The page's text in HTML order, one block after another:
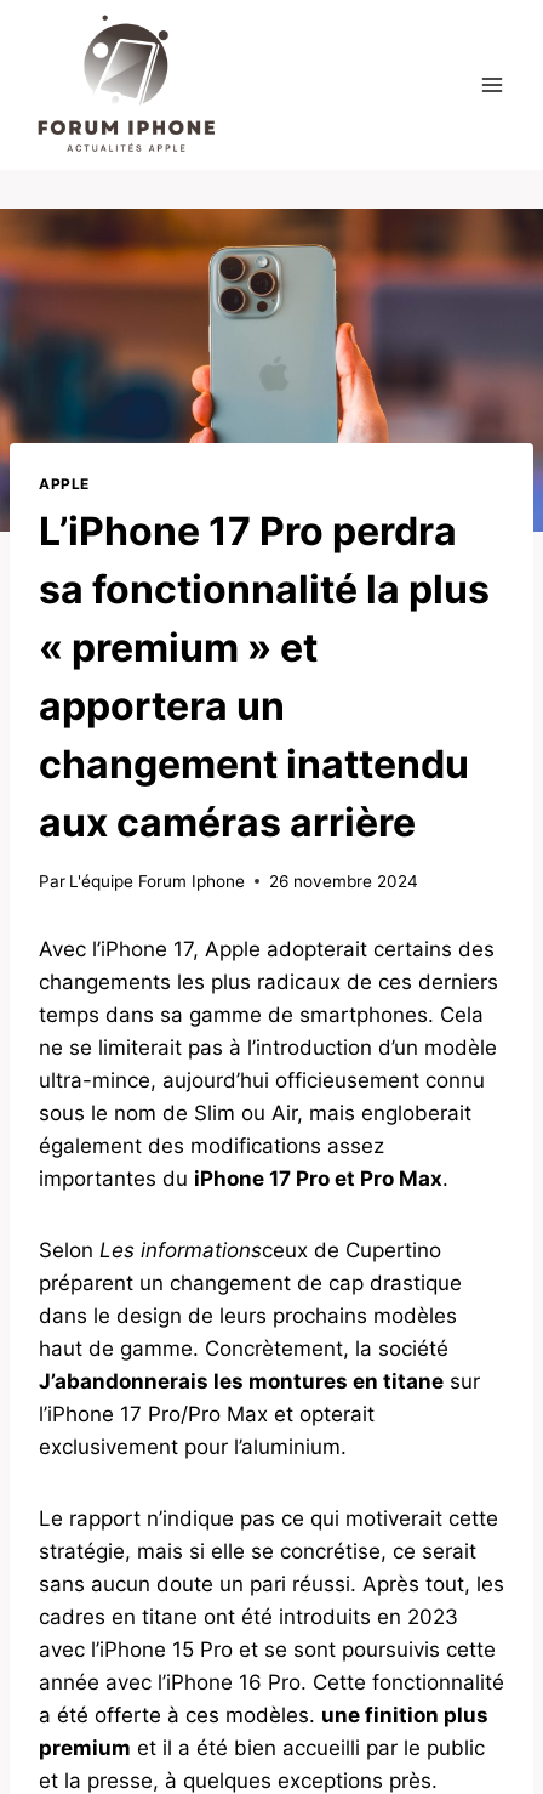
APPLE
L’iPhone 17 Pro perdra
sa fonctionnalité la plus
« premium » et
apportera un
changement inattendu
aux caméras arrière
Par L'équipe Forum Iphone 26 novembre 2024
Avec l’iPhone 17, Apple adopterait certains des
changements les plus radicaux de ces derniers
temps dans sa gamme de smartphones. Cela
ne se limiterait pas à l’introduction d’un modèle
ultra-mince, aujourd’hui officieusement connu
sous le nom de Slim ou Air, mais engloberait
également des modifications assez
importantes du iPhone 17 Pro et Pro Max.
Selon Les informationsceux de Cupertino
préparent un changement de cap drastique
dans le design de leurs prochains modèles
haut de gamme. Concrètement, la société
J’abandonnerais les montures en titane sur
l’iPhone 17 Pro/Pro Max et opterait
exclusivement pour l’aluminium.
Le rapport n’indique pas ce qui motiverait cette
stratégie, mais si elle se concrétise, ce serait
sans aucun doute un pari réussi. Après tout, les
cadres en titane ont été introduits en 2023
avec l’iPhone 15 Pro et se sont poursuivis cette
année avec l’iPhone 16 Pro. Cette fonctionnalité
a été offerte à ces modèles. une finition plus
premium et il a été bien accueilli par le public
et la presse, à quelques exceptions près.